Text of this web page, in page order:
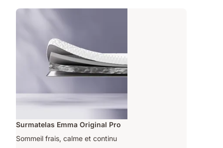
Surmatelas Emma Original Pro
Sommeil frais, calme et continu